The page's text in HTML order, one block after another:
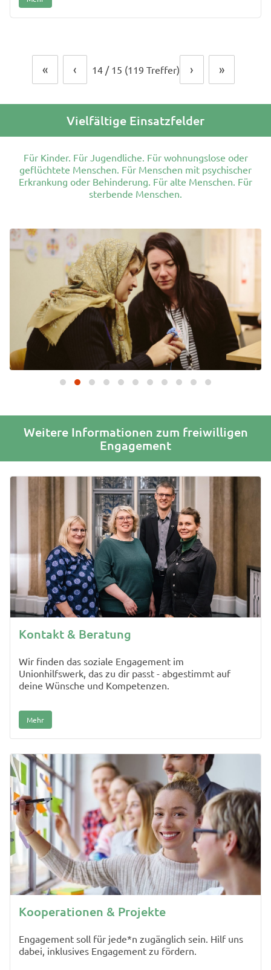
« ‹ 14/ 15 (119 Treffer) › »
Vielfältige Einsatzfelder
Für Kinder. Für Jugendliche. Für wohnungslose oder
geflüchtete Menschen. Für Menschen mit psychischer
Erkrankung oder Behinderung. Für alte Menschen. Für
sterbende Menschen.
Weitere Informationen zum freiwilligen
Engagement
Kontakt & Beratung
Wir finden das soziale Engagement im
Unionhilfswerk, das zu dir passt - abgestimmt auf
deine Wünsche und Kompetenzen.
Mehr
Kooperationen & Projekte
Engagement soll für jede*n zugänglich sein. Hilf uns
dabei, inklusives Engagement zu fördern.